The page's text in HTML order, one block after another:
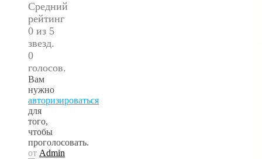
Средний
рейтинг
0 из 5
звезд.
0
голосов.
Вам
нужно
авторизироваться
для
того,
чтобы
проголосовать.
от Admin